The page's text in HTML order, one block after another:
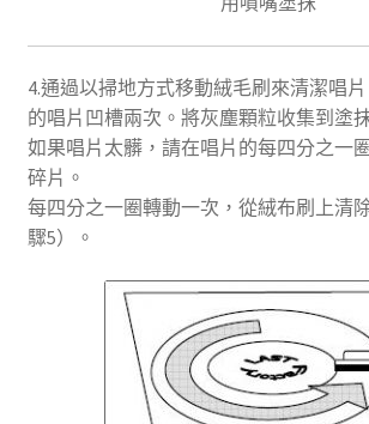
4.通過以掃地方式移動絨毛刷來清潔唱
的唱片凹槽兩次。將灰塵顆粒收集到塗
如果唱片太髒，請在唱片的每四分之一
碎片。
每四分之一圈轉動一次，從絨布刷上清
驟5）。